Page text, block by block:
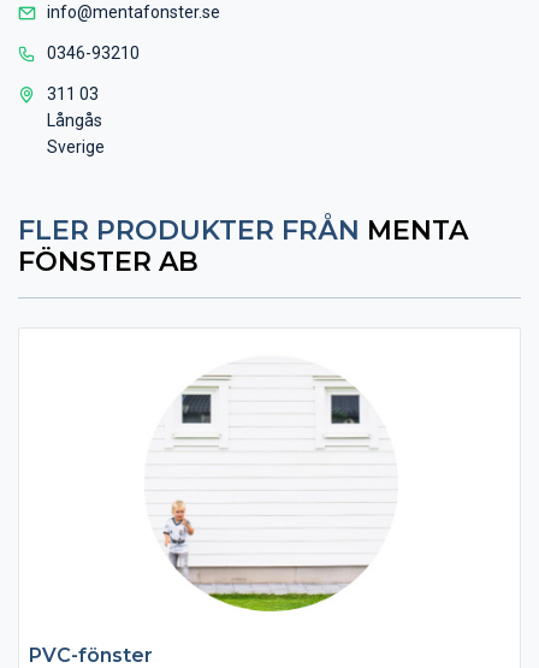
info@mentafonster.se
0346-93210
311 03
Långås
Sverige
FLER PRODUKTER FRÅN MENTA
FÖNSTER AB
PVC-fönster